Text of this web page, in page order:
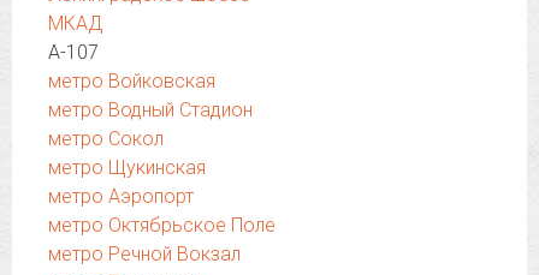
МКАД
А-107
метро Войковская
метро Водный Стадион
метро Сокол
метро Щукинская
метро Аэропорт
метро Октябрьское Поле
метро Речной Вокзал